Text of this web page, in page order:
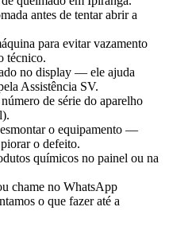
antes de tentar abrir a
para evitar vazamento
técnico.
no display — ele ajuda
Assistência SV.
de série do aparelho
o equipamento —
o defeito.
químicos no painel ou na
chame no WhatsApp
o que fazer até a